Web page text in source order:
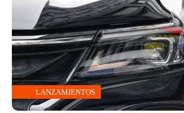
LANZAMIENTOS